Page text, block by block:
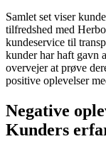
Samlet set viser
tilfredshed med
kundeservice til
kunder har haft gavn
overvejer at prøve
positive oplevelser
Negative
Kunders